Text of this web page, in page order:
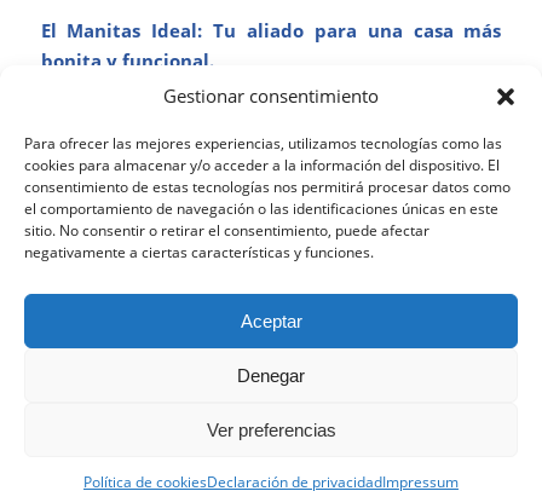
Gestionar consentimiento
Para ofrecer las mejores experiencias, utilizamos tecnologías como las
cookies para almacenar y/o acceder a la información del dispositivo. El
consentimiento de estas tecnologías nos permitirá procesar datos como
el comportamiento de navegación o las identificaciones únicas en este
sitio. No consentir o retirar el consentimiento, puede afectar
negativamente a ciertas características y funciones.
Aceptar
Denegar
Ver preferencias
Política de cookiesDeclaración de privacidadImpressum
El Manitas Ideal: Tu aliado para una casa más
bonita y funcional.
Compartir esta entrada
Mi cuenta
Noticias Carrito Descarga la App
su navegación y ofrecerle un servicio más personalizado.
Continuar navegando implica la aceptación de nuestra
política de cookies, pinche el enlace para mayor información.